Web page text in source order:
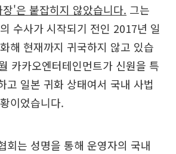
'은 붙잡히지 않았습니다. 그는
수사가 시작되기 전인 2017년 일
해 현재까지 귀국하지 않고 있습
카카오엔터테인먼트가 신원을 특
고 일본 귀화 상태여서 국내 사법
이었습니다.
회는 성명을 통해 운영자의 국내